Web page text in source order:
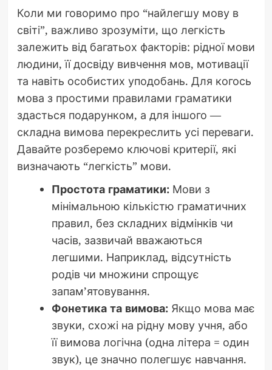
Коли ми говоримо про “найлегшу мову в
світі”, важливо зрозуміти, що легкість
залежить від багатьох факторів: рідної мови
людини, її досвіду вивчення мов, мотивації
та навіть особистих уподобань. Для когось
мова з простими правилами граматики
здасться подарунком, а для іншого —
складна вимова перекреслить усі переваги.
Давайте розберемо ключові критерії, які
визначають “легкість” мови.
Простота граматики:Мови з
мінімальною кількістю граматичних
правил, без складних відмінків чи
часів, зазвичай вважаються
легшими. Наприклад, відсутність
родів чи множини спрощує
запам’ятовування.
Фонетика та вимова:Якщо мова має
звуки, схожі на рідну мову учня, або
її вимова логічна (одна літера = один
звук), це значно полегшує навчання.